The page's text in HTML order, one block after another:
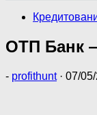
ОТП Банк
- profithunt · 07/